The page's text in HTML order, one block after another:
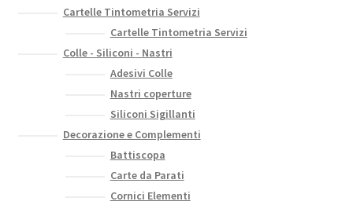
Cartelle Tintometria Servizi
Cartelle Tintometria Servizi
Colle - Siliconi - Nastri
Adesivi Colle
Nastri coperture
Siliconi Sigillanti
Decorazione e Complementi
Battiscopa
Carte da Parati
Cornici Elementi